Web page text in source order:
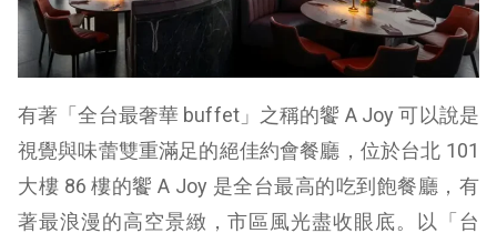
有著「全台最奢華 buffet」之稱的饗 A Joy 可以說是
視覺與味蕾雙重滿足的絕佳約會餐廳，位於台北 101
大樓 86 樓的饗 A Joy 是全台最高的吃到飽餐廳，有
著最浪漫的高空景緻，市區風光盡收眼底。以「台